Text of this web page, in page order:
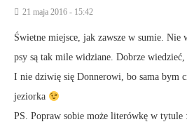
21 maja 2016 - 15:42
Świetne miejsce, jak zawsze w sumie. Nie
psy są tak mile widziane. Dobrze
I nie dziwię się Donnerowi, bo sama bym
jeziorka
PS. Popraw sobie może literówkę w tytule